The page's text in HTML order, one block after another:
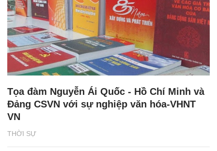
THỜI SỰ
Tọa đàm Nguyễn Ái Quốc - Hồ Chí Minh và
Đảng CSVN với sự nghiệp văn hóa-VHNT
VN